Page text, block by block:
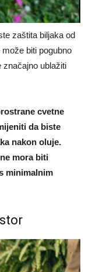
zaštita biljaka od
biti pogubno
značajno ublažiti
cvetne
da biste
nakon oluje.
mora biti
minimalnim